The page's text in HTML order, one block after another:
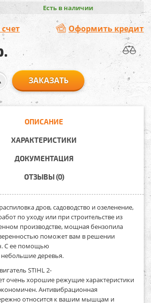
Есть в наличии
Оформить кредит
ЗАКАЗАТЬ
ОПИСАНИЕ
ХАРАКТЕРИСТИКИ
ДОКУМЕНТАЦИЯ
ОТЗЫВЫ (0)
дров, садоводство и озеленение,
по уходу или при строительстве из
производстве, мощная бензопила
поможет вам в решении
С ее помощью
деревья.
STIHL 2-
очень хорошие режущие характеристики
Антивибрационная
относится к вашим мышцам и